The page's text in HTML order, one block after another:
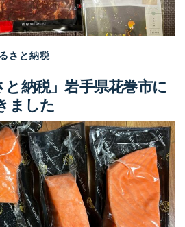
さと納税
と納税」岩手県花巻市に
ました